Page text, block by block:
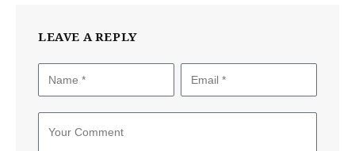
LEAVE A REPLY